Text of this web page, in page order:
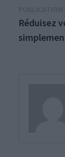
de
l’article
Réduisez